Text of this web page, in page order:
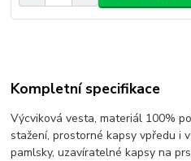
Kompletní specifikace
Výcviková vesta, materiál 100%
stažení, prostorné kapsy vpředu i
pamlsky, uzavíratelné kapsy na